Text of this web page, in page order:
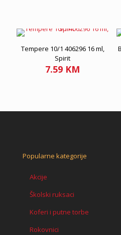
Tempere 10/1 406296 16 ml,
Spirit
7.59 KM
Popularne kategorije
Akcije
Školski ruksaci
Koferi i putne torbe
Rokovnici